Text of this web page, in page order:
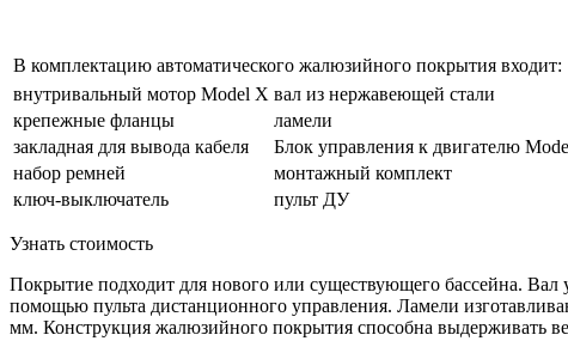
В комплектацию автоматического жалюзийного покрытия входит:
внутривальный мотор Model X вал из нержавеющей стали
крепежные фланцы
ламели
закладная для вывода кабеля
Блок управления к двигателю
набор ремней
монтажный комплект
ключ-выключатель
пульт ДУ
Узнать стоимость
Покрытие подходит для нового или существующего бассейна. Вал
помощью пульта дистанционного управления. Ламели
мм. Конструкция жалюзийного покрытия способна выдерживать